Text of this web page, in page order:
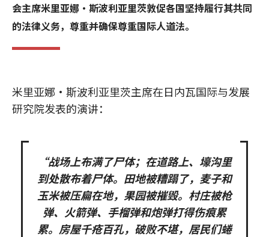
会主席米里亚娜·斯波利亚里茨敦促各国坚持履行其共同
的法律义务，尊重并确保尊重国际人道法。
米里亚娜·斯波利亚里茨主席在日内瓦国际与发展
研究院发表的演讲：
“战场上布满了尸体；在道路上、壕沟里
到处散布着尸体。田地被糟蹋了，麦子和
玉米被压扁在地，果园被摧毁。村庄被枪
弹、火箭弹、手榴弹和炮弹打得伤痕累
累。房屋千疮百孔，破败不堪，居民们蜷